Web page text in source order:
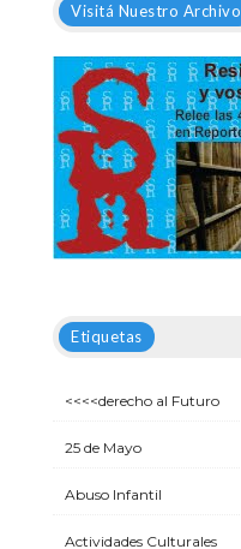
Visitá Nuestro Archivo
Etiquetas
<<<<derecho al Futuro
25 de Mayo
Abuso Infantil
Actividades Culturales